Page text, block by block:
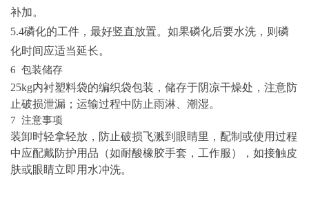
补加。
5.4磷化的工件，最好竖直放置。如果磷化后要水洗，则磷
化时间应适当延长。
6 包装储存
25kg内衬塑料袋的编织袋包装，储存于阴凉干燥处，注意防
止破损泄漏 ；运输过程中防止雨淋、潮湿。
7 注意事项
装卸时轻拿轻放，防止破损飞溅到眼睛里， 配制或使用过程
中应配戴防护用品（如耐酸橡胶手套，工作服），如接触皮
肤或眼睛立即用水冲洗。